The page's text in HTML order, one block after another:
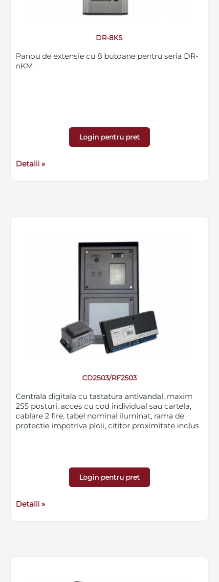
DR-8KS
Panou de extensie cu 8 butoane pentru seria DR-
nKM
Login pentru pret
Detalii »
CD2503/RF2503
Centrala digitala cu tastatura antivandal, maxim
255 posturi, acces cu cod individual sau cartela,
cablare 2 fire, tabel nominal iluminat, rama de
protectie impotriva ploii, cititor proximitate inclus
Login pentru pret
Detalii »